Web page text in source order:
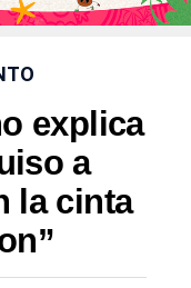
explica
a
la cinta